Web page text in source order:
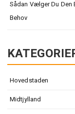
Sådan Vælger Du Den
Behov
Hovedstaden
Midtjylland